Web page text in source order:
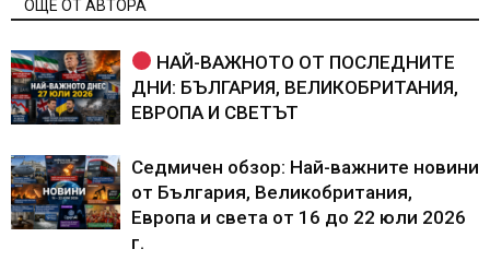
ОЩЕ ОТ АВТОРА
НАЙ-ВАЖНОТО ОТ ПОСЛЕДНИТЕ
ДНИ: БЪЛГАРИЯ, ВЕЛИКОБРИТАНИЯ,
ЕВРОПА И СВЕТЪТ
Седмичен обзор: Най-важните новини
от България, Великобритания,
Европа и света от 16 до 22 юли 2026
г.